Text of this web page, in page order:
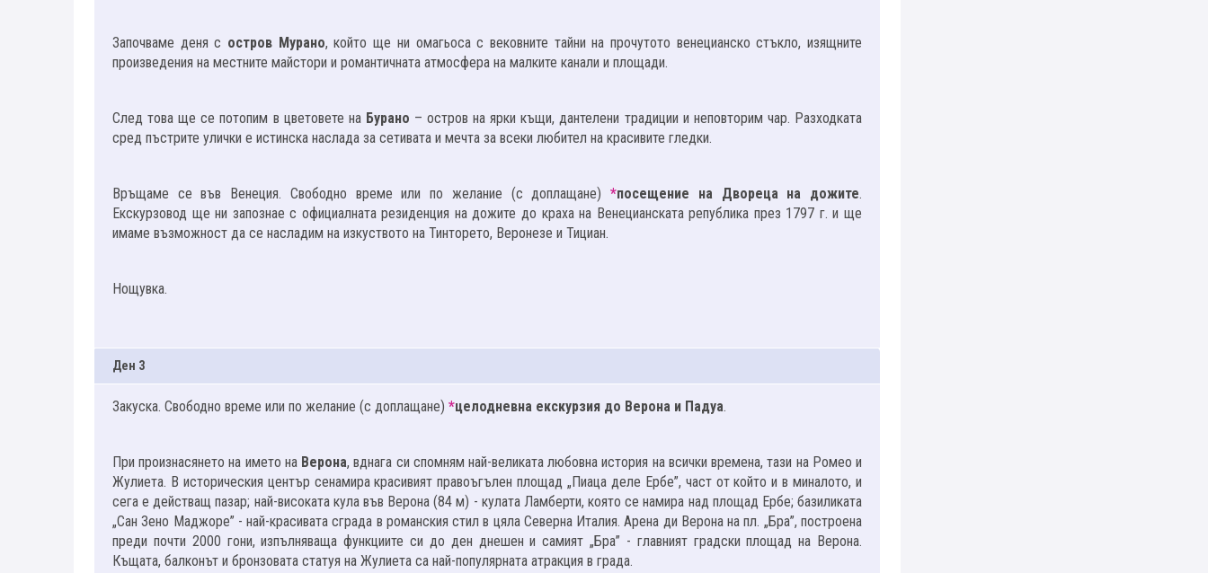
Започваме деня с остров Мурано, който ще ни омагьоса с вековните тайни на прочутото венецианско стъкло, изящните
произведения на местните майстори и романтичната атмосфера на малките канали и площади.
След това ще се потопим в цветовете на Бурано – остров на ярки къщи, дантелени традиции и неповторим чар. Разходката
сред пъстрите улички е истинска наслада за сетивата и мечта за всеки любител на красивите гледки.
Връщаме се във Венеция. Свободно време или по желание (с доплащане)*посещение на Двореца на дожите.
Екскурзовод ще ни запознае с официалната резиденция на дожите до краха на Венецианската република през 1797 г. и ще
имаме възможност да се насладим на изкуството на Тинторето, Веронезе и Тициан.
Нощувка.
Ден 3
Закуска. Свободно време или по желание (с доплащане) *целодневна екскурзия до Верона и Падуа.
При произнасянето на името на Верона, вднага си спомням най-великата любовна история на всички времена, тази на Ромео и
Жулиета. В историческия център сенамира красивият правоъгълен площад „Пиаца деле Ербе”, част от който и в миналото, и
сега е действащ пазар; най-високата кула във Верона (84 м) - кулата Ламберти, която се намира над площад Ербе; базиликата
„Сан Зено Маджоре” - най-красивата сграда в романския стил в цяла Северна Италия. Арена ди Верона на пл. „Бра”, построена
преди почти 2000 гони, изпълняваща функциите си до ден днешен и самият „Бра” - главният градски площад на Верона.
Къщата, балконът и бронзовата статуя на Жулиета са най-популярната атракция в града.